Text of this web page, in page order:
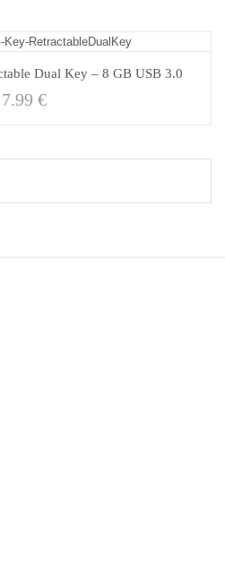
Dual Key – 8 GB USB 3.0
7.99 €